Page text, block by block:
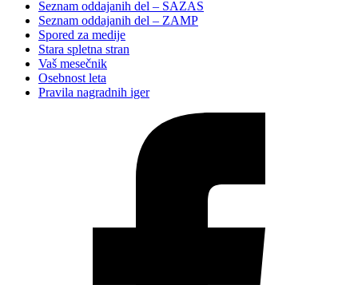
Seznam oddajanih del – SAZAS
Seznam oddajanih del – ZAMP
Spored za medije
Stara spletna stran
Vaš mesečnik
Osebnost leta
Pravila nagradnih iger